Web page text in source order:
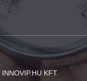
INNOVIP.HU KFT.